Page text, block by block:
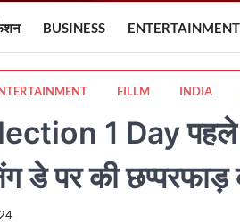
BUSINESS ENTERTAINMENT
FILLM INDIA
1 Day पहले
डे पर की छप्परफाड़